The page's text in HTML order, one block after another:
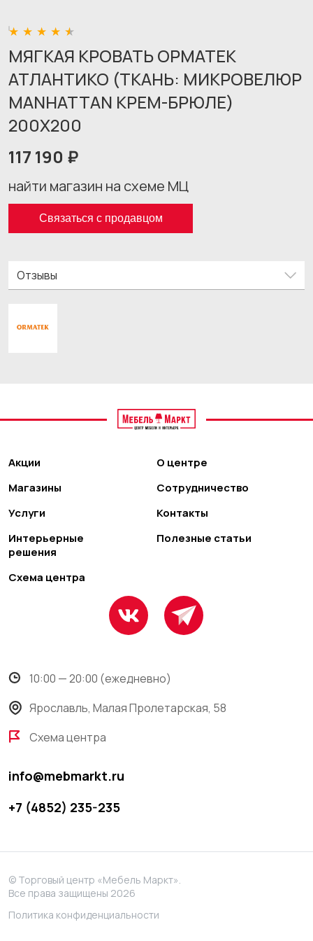
МЯГКАЯ КРОВАТЬ ОРМАТЕК
АТЛАНТИКО (ТКАНЬ: МИКРОВЕЛЮР
MANHATTAN КРЕМ-БРЮЛЕ)
200X200
117 190 ₽
найти магазин на схеме МЦ
Связаться с продавцом
Отзывы
Акции
Магазины
Услуги
Интерьерные
решения
Схема центра
О центре
Сотрудничество
Контакты
Полезные статьи
10:00 — 20:00 (ежедневно)
Ярославль, Малая Пролетарская, 58
Схема центра
info@mebmarkt.ru
+7 (4852) 235-235
© Торговый центр «Мебель Маркт».
Все права защищены 2026
Политика конфиденциальности